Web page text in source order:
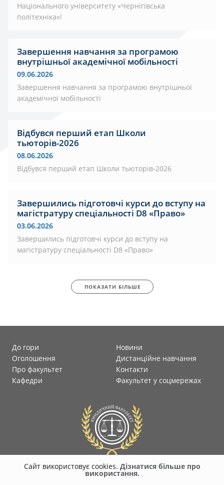
Національного університету «Чернігівська
політехніка»!
Завершення навчання за програмою
внутрішньої академічної мобільності
09.06.2026
Завершення навчання за програмою внутрішньої
академічної мобільності
Відбувся перший етап Школи
тьюторів-2026
08.06.2026
Відбувся перший етап Школи тьюторів-2026
Завершились підготовчі курси до вступу на
магістратуру спеціальності D8 «Право»
03.06.2026
Завершились підготовчі курси до вступу на
магістратуру спеціальності D8 «Право»
ПОКАЗАТИ БІЛЬШЕ
До гори
Новини
Оголошення
Дистанційне навчання
Про факультет
Контакти
Кафедри
Факультет у соцмережах
Сайт використовує cookies. Дізнатися більше про
використання.